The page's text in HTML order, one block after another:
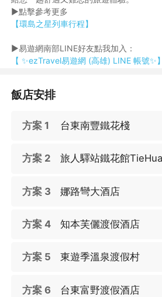
►點擊參考更多
【環島之星列車行程】
►易遊網南部LINE好友點我加入：
【 ✨ezTravel易遊網 (高雄) LINE 帳號✨】
飯店安排
方案 1 台東南豐鐵花棧
方案 2 旅人驛站鐵花館TieHua
方案 3 娜路彎大酒店
方案 4 知本芙儷渡假酒店
方案 5 東遊季溫泉渡假村
方案 6 台東富野渡假酒店